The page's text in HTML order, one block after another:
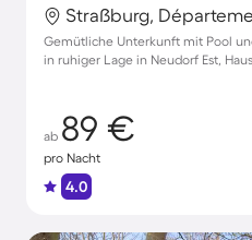
Straßburg,
Gemütliche Unterkunft mit Pool
in ruhiger Lage in Neudorf Est,
ab 89 €
pro Nacht
4.0